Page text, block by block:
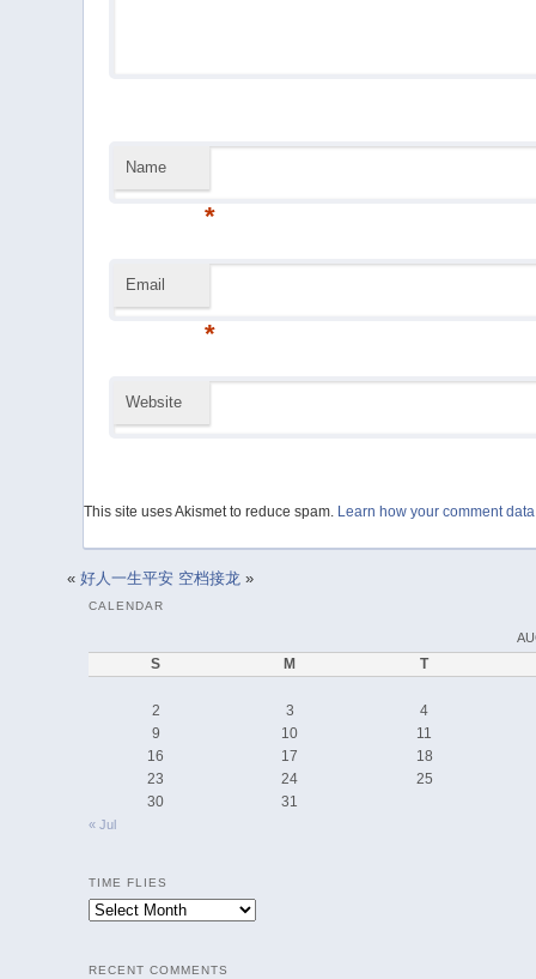
Name
*
Email
*
Website
This site uses Akismet to reduce spam. Learn how your comment
« 好人一生平安 空档接龙 »
CALENDAR
S M T
2 3
4
9
10
11
16
17
18
23
24
25
30
31
« Jul
TIME FLIES
Time
RECENT COMMENTS